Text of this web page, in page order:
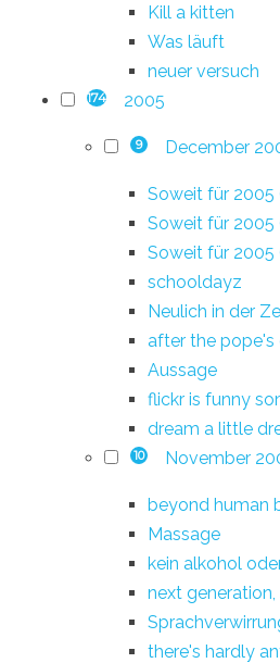
Kill a kitten
Was läuft
neuer versuch
174 2005
9 December
Soweit für 2005
Soweit für 2005
Soweit für 2005
schooldayz
Neulich in der
after the pope's
Aussage
flickr is funny
dream a little
10 November
beyond human
Massage
kein alkohol
next
there's hardly